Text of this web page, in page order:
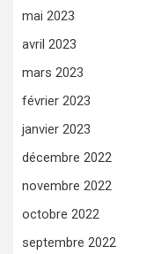
mai 2023
avril 2023
mars 2023
février 2023
janvier 2023
décembre 2022
novembre 2022
octobre 2022
septembre 2022